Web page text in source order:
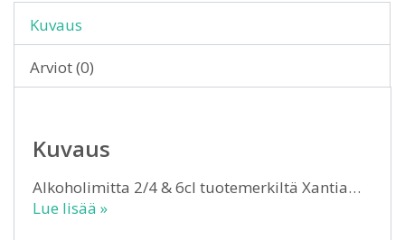
Kuvaus
Arviot (0)
Kuvaus
Alkoholimitta 2/4 & 6cl tuotemerkiltä Xantia…
Lue lisää »